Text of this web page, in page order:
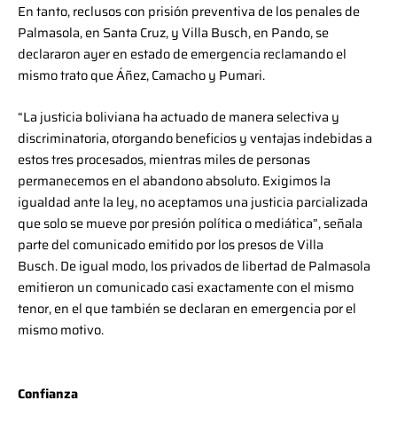
En tanto, reclusos con prisión preventiva de los penales de
Palmasola, en Santa Cruz, y Villa Busch, en Pando, se
declararon ayer en estado de emergencia reclamando el
mismo trato que Áñez, Camacho y Pumari.
“La justicia boliviana ha actuado de manera selectiva y
discriminatoria, otorgando beneficios y ventajas indebidas a
estos tres procesados, mientras miles de personas
permanecemos en el abandono absoluto. Exigimos la
igualdad ante la ley, no aceptamos una justicia parcializada
que solo se mueve por presión política o mediática”, señala
parte del comunicado emitido por los presos de Villa
Busch. De igual modo, los privados de libertad de Palmasola
emitieron un comunicado casi exactamente con el mismo
tenor, en el que también se declaran en emergencia por el
mismo motivo.
Confianza